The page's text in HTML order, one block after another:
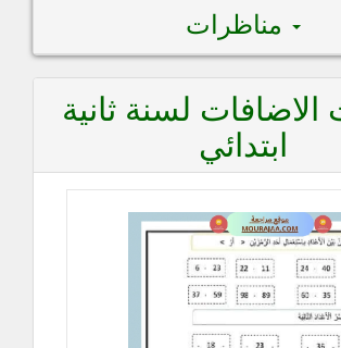
مناظرات
لسنة ثانية
ابتدائي